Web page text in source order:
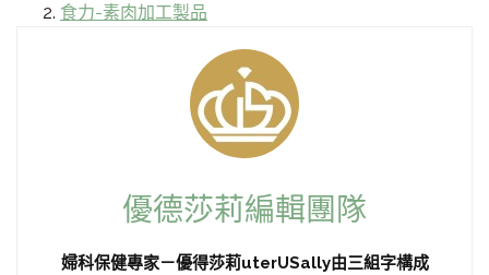
食力-素肉加工製品
優德莎莉編輯團隊
婦科保健專家－優得莎莉uterUSally由三組字構成